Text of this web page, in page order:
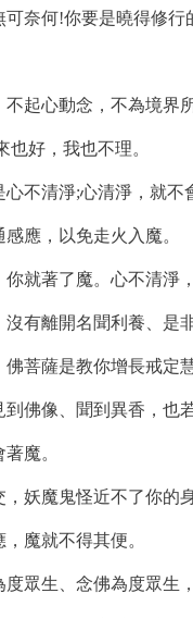
奈何!你要是曉得修行
起心動念，不為境界
好，我也不理。
不清淨;心清淨，就不
應，以免走火入魔。
著了魔。心不清淨
有離開名聞利養、是
菩薩是教你增長戒定
佛像、聞到異香，也
魔。
妖魔鬼怪近不了你的
魔就不得其便。
生、念佛為度眾生